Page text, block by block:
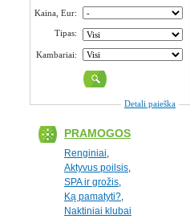
Kaina, Eur:
Tipas:
Kambariai:
Detali paieška
PRAMOGOS
Renginiai,
Aktyvus poilsis,
SPA ir grožis,
Ką pamatyti?,
Naktiniai klubai